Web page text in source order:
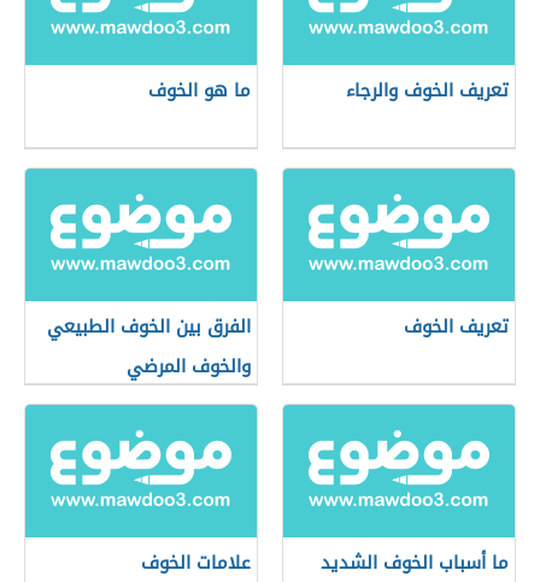
تعريف الخوف والرجاء ما هو الخوف
تعريف الخوف
الفرق بين الخوف الطبيعي
والخوف المرضي
ما أسباب الخوف الشديد علامات الخوف